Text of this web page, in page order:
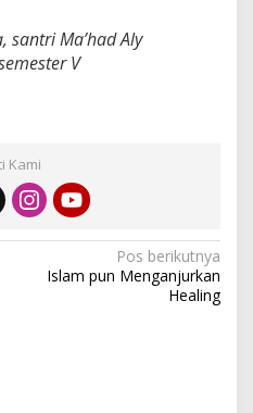
santri Ma’had Aly
V
Kami
Pos berikutnya
Islam pun Menganjurkan
Healing